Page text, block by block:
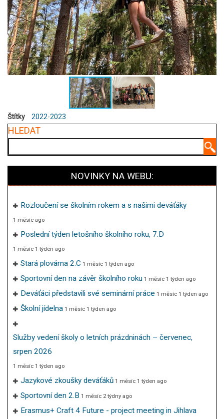
Štítky 2022-2023
HLEDAT
NOVINKY NA WEBU:
Rozloučení se školním rokem a s našimi deváťáky
1 měsíc ago
Poslední týden letošního školního roku, 7.D
1 měsíc 1 týden ago
Stará plovárna 2.C 1 měsíc 1 týden ago
Sportovní den na závěr školního roku 1 měsíc 1 týden ago
Deváťáci představili své seminární práce 1 měsíc 1 týden ago
Školní jídelna 1 měsíc 1 týden ago
Služby vedení školy o letních prázdninách – červenec,
srpen 2026
1 měsíc 1 týden ago
Jazykové zkoušky deváťáků 1 měsíc 1 týden ago
Sportovní den 2.B 1 měsíc 2 týdny ago
Erasmus+ Craft 4 Future - project meeting in Jihlava